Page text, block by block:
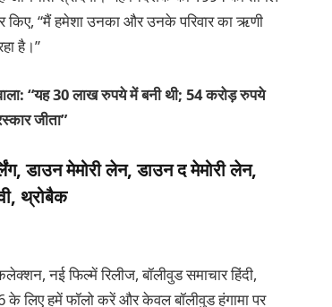
किए, “मैं हमेशा उनका और उनके परिवार का ऋणी
है।”
“यह 30 लाख रुपये में बनी थी; 54 करोड़ रुपये
जीता”
डाउन मेमोरी लेन, डाउन द मेमोरी लेन,
थ्रोबैक
नई फिल्में रिलीज, बॉलीवुड समाचार हिंदी,
लिए हमें फॉलो करें और केवल बॉलीवुड हंगामा पर